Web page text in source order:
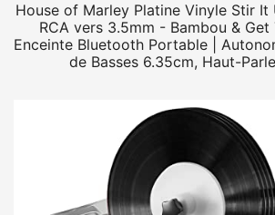
House of Marley Platine Vinyle Stir
RCA vers 3.5mm - Bambou &
Enceinte Bluetooth Portable |
de Basses 6.35cm, Haut-